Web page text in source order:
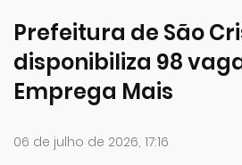
Prefeitura de São
disponibiliza 98
Emprega Mais
06 de julho de 2026, 17:16